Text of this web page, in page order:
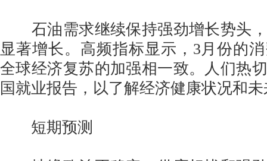
石油需求继续保持强劲增长势头，
显著增长。高频指标显示，3月份的
全球经济复苏的加强相一致。人们热
国就业报告，以了解经济健康状况和
短期预测